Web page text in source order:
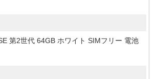
第2世代 64GB ホワイト SIMフリー 電池